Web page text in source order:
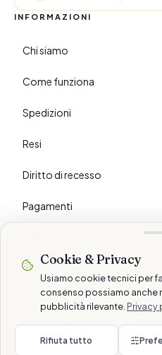
INFORMAZIONI
Chi siamo
Come funziona
Spedizioni
Resi
Diritto di recesso
Pagamenti
›PREFERENZE
Cookie
Cookie & Privacy
Usiamo cookie tecnici per
consenso possiamo anche
pubblicità rilevante. Privacy
Rifiuta tutto